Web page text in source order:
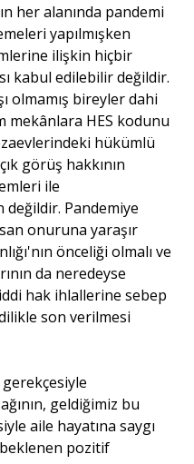
her alanında pandemi
yapılmışken
ilişkin hiçbir
kabul edilebilir değildir.
olmamış bireyler dahi
mekânlara HES kodunu
hükümlü
görüş hakkının
ile
Pandemiye
onuruna yaraşır
önceliği olmalı ve
da neredeyse
hak ihlallerine sebep
son verilmesi
geldiğimiz bu
aile hayatına saygı
beklenen pozitif